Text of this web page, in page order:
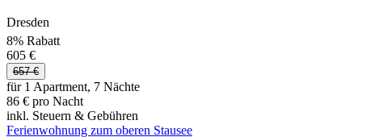
Dresden
8% Rabatt
605 €
657 €
für 1 Apartment, 7 Nächte
86 € pro Nacht
inkl. Steuern & Gebühren
Ferienwohnung zum oberen Stausee